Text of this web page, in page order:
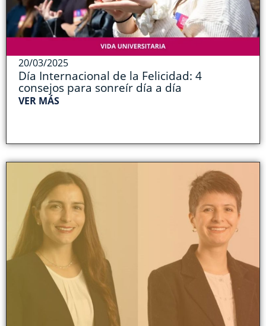
20/03/2025
Día Internacional de la Felicidad: 4
consejos para sonreír día a día
VER MÁS